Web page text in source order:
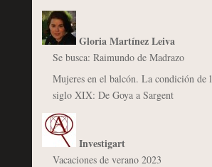
Gloria Martínez Leiva
Se busca: Raimundo de Madrazo
Mujeres en el balcón. La condición de
siglo XIX: De Goya a Sargent
Investigart
Vacaciones de verano 2023